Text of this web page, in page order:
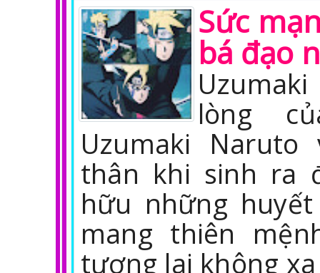
Sức
bá đạo
lòng
Uzumaki
thân khi sinh ra
hữu những
mang thiên
tương lai không